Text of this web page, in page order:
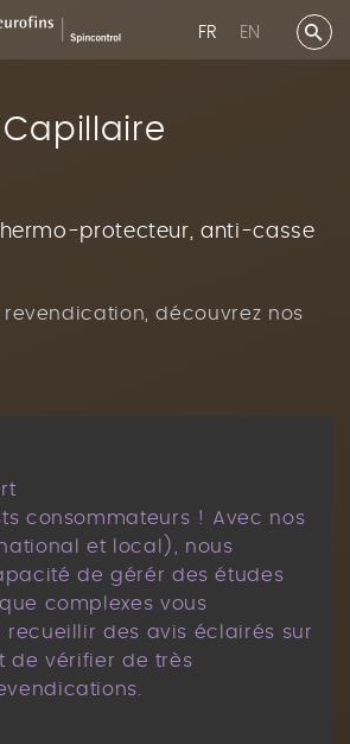
FR EN
Capillaire
protecteur, anti-casse
revendication, découvrez nos
consommateurs ! Avec nos
et local), nous
de gérér des études
complexes vous
recueillir des avis éclairés sur
de vérifier de très